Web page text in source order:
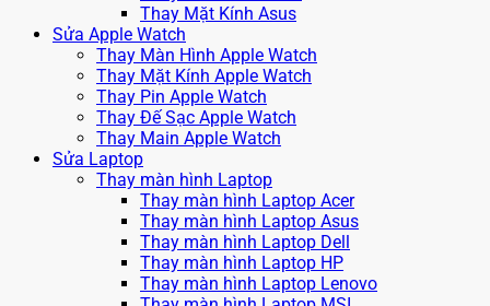
Thay Mặt Kính Asus
Sửa Apple Watch
Thay Màn Hình Apple Watch
Thay Mặt Kính Apple Watch
Thay Pin Apple Watch
Thay Đế Sạc Apple Watch
Thay Main Apple Watch
Sửa Laptop
Thay màn hình Laptop
Thay màn hình Laptop Acer
Thay màn hình Laptop Asus
Thay màn hình Laptop Dell
Thay màn hình Laptop HP
Thay màn hình Laptop Lenovo